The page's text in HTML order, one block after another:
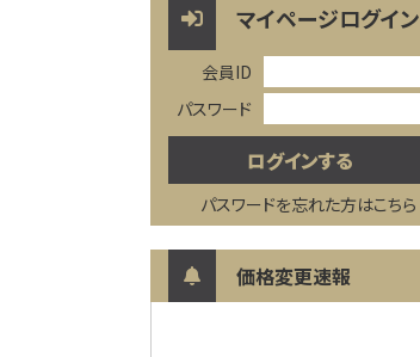
マイページログイン
会員ID
パスワード
パスワードを忘れた方はこちら
価格変更速報